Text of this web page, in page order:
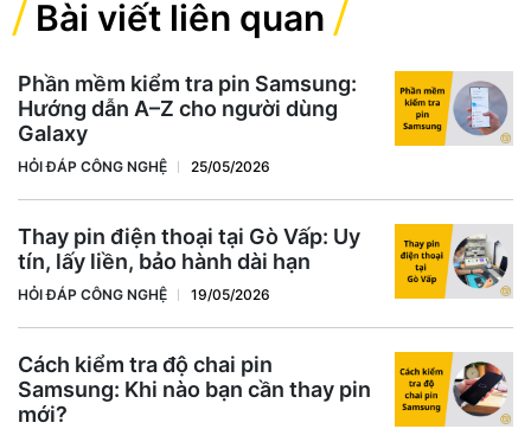
Bài viết liên quan
Phần mềm kiểm tra pin Samsung:
Hướng dẫn A–Z cho người dùng
Galaxy
HỎI ĐÁP CÔNG NGHỆ 25/05/2026
Thay pin điện thoại tại Gò Vấp: Uy
tín, lấy liền, bảo hành dài hạn
HỎI ĐÁP CÔNG NGHỆ 19/05/2026
Cách kiểm tra độ chai pin
Samsung: Khi nào bạn cần thay pin
mới?